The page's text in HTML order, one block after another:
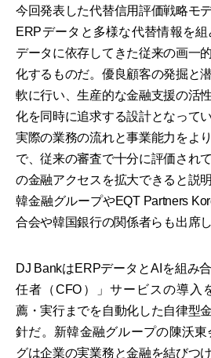
今回発表した代替信用評価戦略モ
ERPデータと多様な代替情報を
データに依存してきた従来の画一
化するものだ。優良顧客の発掘と
軟に行い、生産的な金融支援の活
化を同時に追求する設計となって
実際の業務の流れと事業能力をよ
で、従来の審査で十分に評価され
の金融アクセスを拡大できると説
韓金融グループやEQT Partners
合会や韓国銀行の関係者らも出席し
DJ BankはERPデータとAIを組み
任者（CFO）」サービスの導入
薦・実行までを自動化した自律型
針だ。新韓金融グループの陳沃
グは企業の実業務と金融を結びつ